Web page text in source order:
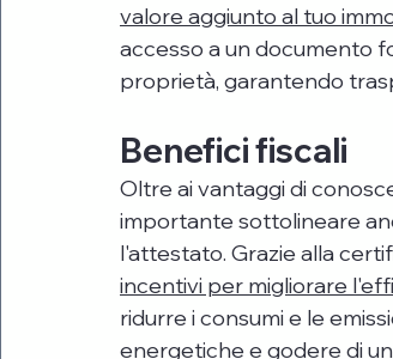
valore aggiunto al tuo
accesso a un documento
proprietà, garantendo
Benefici fiscali
Oltre ai vantaggi di
importante sottolineare
l'attestato. Grazie alla
incentivi per migliorare
ridurre i consumi e le
energetiche e godere di